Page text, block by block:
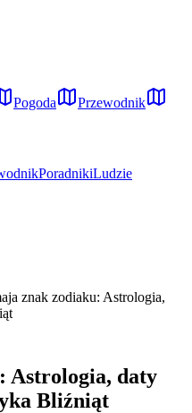
Pogoda
Przewodnik
PoradnikiLudzie
znak zodiaku: Astrologia,
Astrologia, daty
Bliźniąt